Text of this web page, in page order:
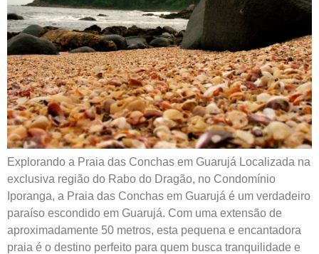
Explorando a Praia das Conchas em Guarujá Localizada na
exclusiva região do Rabo do Dragão, no Condomínio
Iporanga, a Praia das Conchas em Guarujá é um verdadeiro
paraíso escondido em Guarujá. Com uma extensão de
aproximadamente 50 metros, esta pequena e encantadora
praia é o destino perfeito para quem busca tranquilidade e